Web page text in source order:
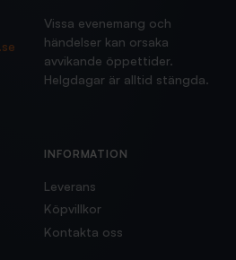
Vissa evenemang och
händelser kan orsaka
avvikande öppettider.
Helgdagar är alltid stängda.
INFORMATION
Leverans
Köpvillkor
Kontakta oss